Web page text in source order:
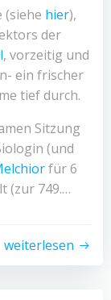
(siehe hier),
der
, vorzeitig und
ein frischer
tief durch.
Sitzung
(und
für 6
(zur 749.…
weiterlesen